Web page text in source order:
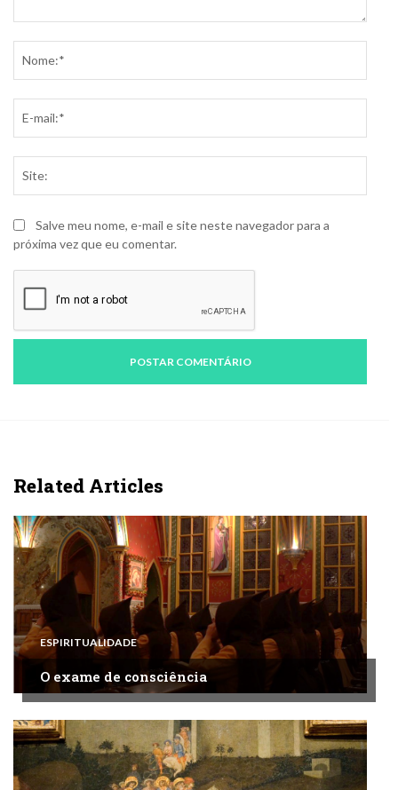
Salve meu nome, e-mail e site neste navegador para a
próxima vez que eu comentar.
Related Articles
ESPIRITUALIDADE
O exame de consciência